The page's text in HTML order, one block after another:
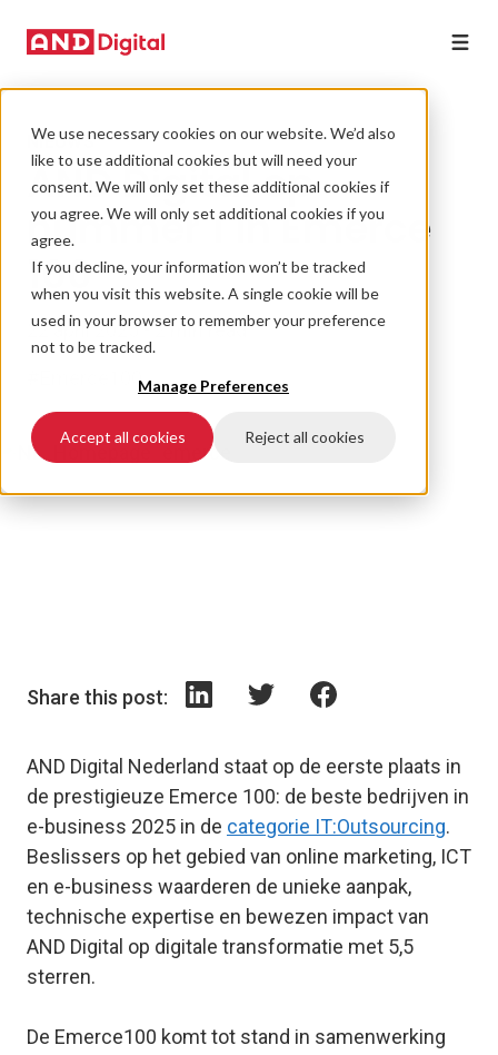
We use necessary cookies on our website. We’d also
like to use additional cookies but will need your
consent. We will only set these additional cookies if
you agree. We will only set additional cookies if you
agree.
If you decline, your information won’t be tracked
when you visit this website. A single cookie will be
used in your browser to remember your preference
not to be tracked.
Manage Preferences
Accept all cookies Reject all cookies
NIEUWS
AND Digital op
nummer 1 in Emerce
100
22 april 2025 • 2 min read
#Emerce100
Share this post:
AND Digital Nederland staat op de eerste plaats in
de prestigieuze Emerce 100: de beste bedrijven in
e-business 2025 in de categorie IT:Outsourcing.
Beslissers op het gebied van online marketing, ICT
en e-business waarderen de unieke aanpak,
technische expertise en bewezen impact van
AND Digital op digitale transformatie met 5,5
sterren.
De Emerce100 komt tot stand in samenwerking